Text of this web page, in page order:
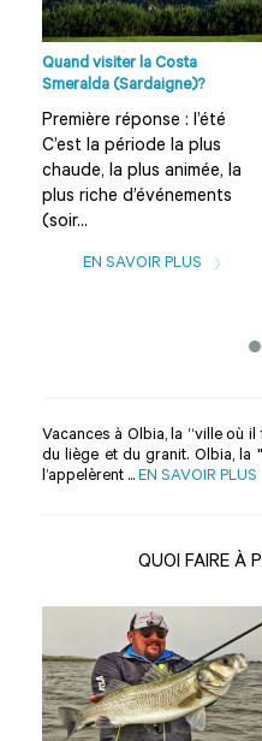
Quand visiter la Costa
Smeralda (Sardaigne)?
Première réponse : l’été
C’est la période la plus
chaude, la plus animée, la
plus riche d’événements
(soir...
EN SAVOIR PLUS
Vacances à Olbia, la “ville où
du liège et du granit. Olbia,
l’appelèrent ... EN SAVOIR PLUS
QUOI FAIRE À